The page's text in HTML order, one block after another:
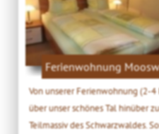
Ferienwohnung
Von unserer Ferienwohnung (2-
über unser schönes Tal hinüber
Teilmassiv des Schwarzwaldes.